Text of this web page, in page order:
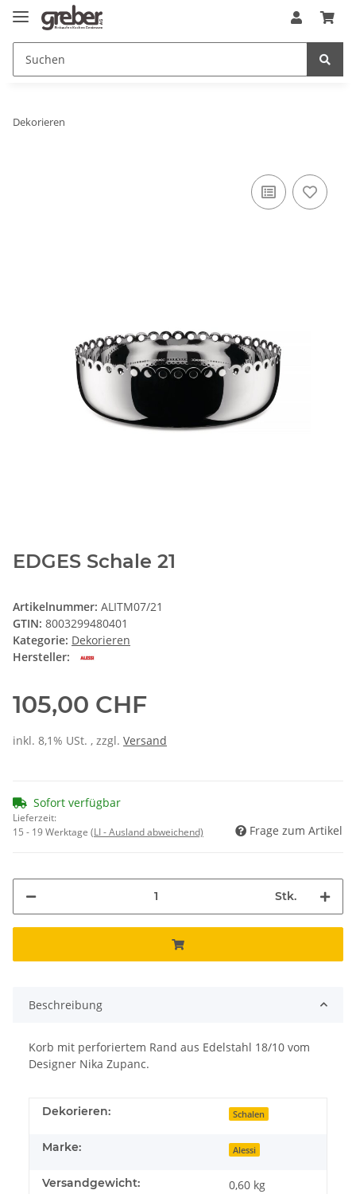
Dekorieren
EDGES Schale 21
Artikelnummer: ALITM07/21
GTIN: 8003299480401
Kategorie: Dekorieren
Hersteller:
105,00 CHF
inkl. 8,1% USt. , zzgl. Versand
Sofort verfügbar
Lieferzeit:
15 - 19 Werktage (LI - Ausland abweichend) Frage zum Artikel
Stk.
Beschreibung
Korb mit perforiertem Rand aus Edelstahl 18/10 vom
Designer Nika Zupanc.
Dekorieren: Schalen
Marke: Alessi
Versandgewicht: 0,60 kg